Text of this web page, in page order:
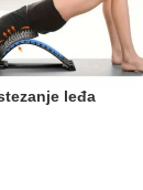
leđa